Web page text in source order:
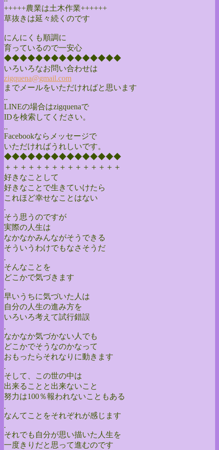
+++++農業は土木作業++++++
草抜きは延々続くのです
にんにくも順調に
育っているので一安心
◆◆◆◆◆◆◆◆◆◆◆◆◆◆◆
いろいろなお問い合わせは
zigquena@gmail.com
までメールをいただければと思います
..
LINEの場合はzigquenaで
IDを検索してください。
..
Facebookならメッセージで
いただければうれしいです。
◆◆◆◆◆◆◆◆◆◆◆◆◆◆◆
＋＋＋＋＋＋＋＋＋＋＋＋＋＋＋
好きなことして
好きなことで生きていけたら
これほど幸せなことはない
.
そう思うのですが
実際の人生は
なかなかみんながそうできる
そういうわけでもなさそうだ
.
そんなことを
どこかで気づきます
.
早いうちに気づいた人は
自分の人生の進み方を
いろいろ考えて試行錯誤
.
なかなか気づかない人でも
どこかでそうなのかなって
おもったらそれなりに動きます
.
そして、この世の中は
出来ることと出来ないこと
努力は100％報われないこともある
.
なんてことをそれぞれが感じます
.
それでも自分が思い描いた人生を
一度きりだと思って進むのです